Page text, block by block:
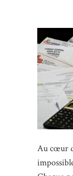
Au cœur